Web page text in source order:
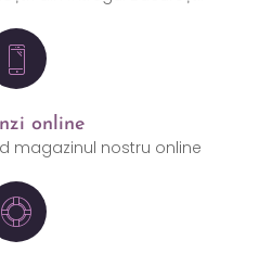
online
magazinul nostru online